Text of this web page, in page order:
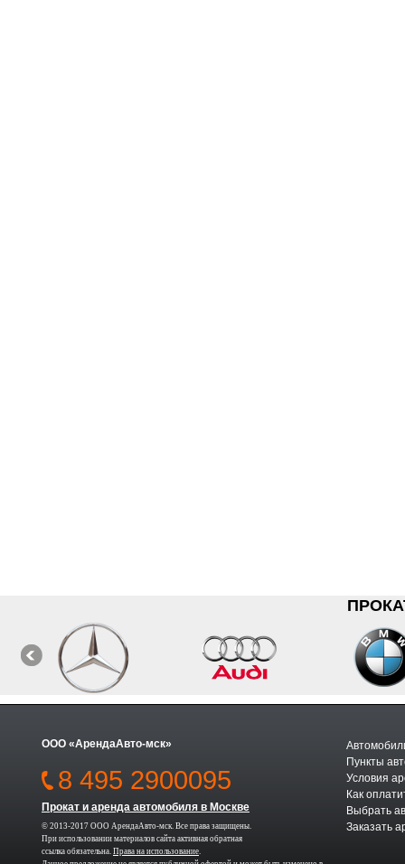
ООО «АрендаАвто-мск»
8 495 2900095
Прокат и аренда автомобиля в Москве
© 2013-2017 ООО АрендаАвто-мск. Все права защищены.
При использовании материалов сайта активная обратная
ссылка обязательна. Права на использование.
Пункты
Условия
Как
Выбрать
Заказать